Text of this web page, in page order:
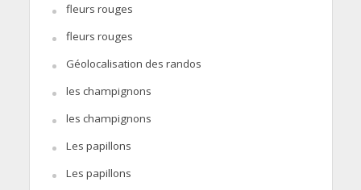
fleurs rouges
fleurs rouges
Géolocalisation des randos
les champignons
les champignons
Les papillons
Les papillons